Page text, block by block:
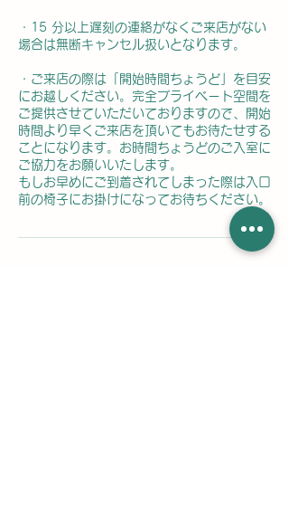
・15 分以上遅刻の連絡がなくご来店がない
場合は無断キャンセル扱いとなります。
・ご来店の際は「開始時間ちょうど」を目安
にお越しください。完全プライベート空間を
ご提供させていただいておりますので、開始
時間より早くご来店を頂いてもお待たせする
ことになります。お時間ちょうどのご入室に
ご協力をお願いいたします。
もしお早めにご到着されてしまった際は入口
前の椅子にお掛けになってお待ちください。